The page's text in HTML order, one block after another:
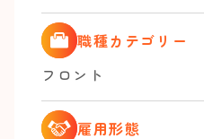
職種カテゴリー
フロント
雇用形態